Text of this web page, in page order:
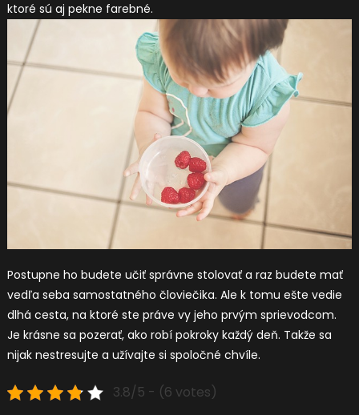
ktoré sú aj pekne farebné.
Postupne ho budete učiť správne stolovať a raz budete mať
vedľa seba samostatného človiečika. Ale k tomu ešte vedie
dlhá cesta, na ktoré ste práve vy jeho prvým sprievodcom.
Je krásne sa pozerať, ako robí pokroky každý deň. Takže sa
nijak nestresujte a užívajte si spoločné chvíle.
3.8/5 - (6 votes)